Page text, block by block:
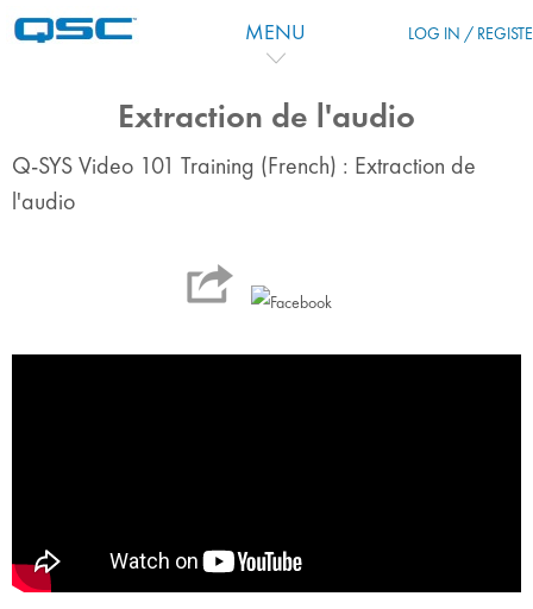
MENU LOG IN /
Extraction de l'audio
Q-SYS Video 101 Training (French) : Extraction de
l'audio